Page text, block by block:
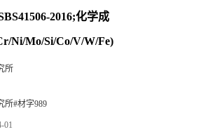
2016;化学成
Ni/Mo/Si/Co/V/W/Fe)
所
所#材字989
01